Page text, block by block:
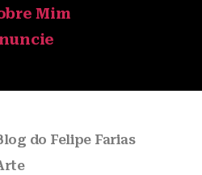
Mim
do Felipe Farias